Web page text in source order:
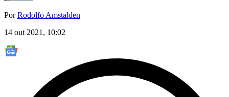
PorRodolfo Amstalden
14 out 2021, 10:02